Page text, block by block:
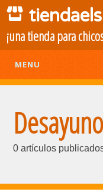
¡una tienda para
MENU
0 artículos